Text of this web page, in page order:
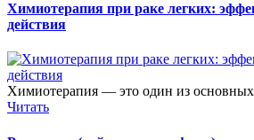
Химиотерапия при раке легких:
действия
Химиотерапия — это один из основных
Читать